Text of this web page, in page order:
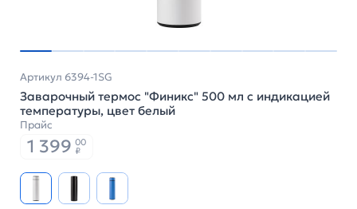
Артикул 6394-1SG
Заварочный термос "Финикс" 500 мл с индикацией
температуры, цвет белый
Прайс
1 399 00
₽